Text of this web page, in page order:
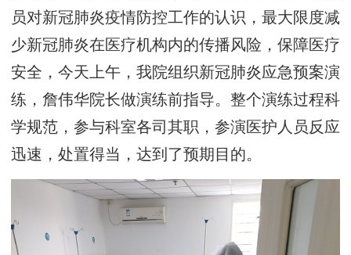
员对新冠肺炎疫情防控工作的认识，最大限度减
少新冠肺炎在医疗机构内的传播风险，保障医疗
安全，今天上午，我院组织新冠肺炎应急预案演
练，詹伟华院长做演练前指导。整个演练过程科
学规范，参与科室各司其职，参演医护人员反应
迅速，处置得当，达到了预期目的。